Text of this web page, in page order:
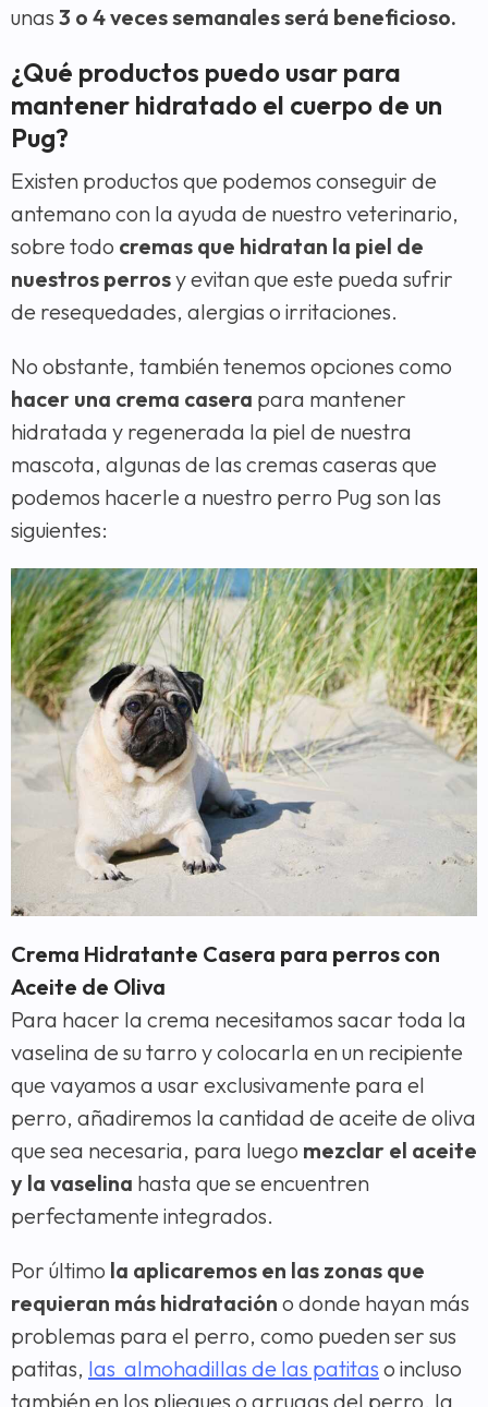
unas 3 o 4 veces semanales será beneficioso.
¿Qué productos puedo usar para
mantener hidratado el cuerpo de un
Pug?
Existen productos que podemos conseguir de
antemano con la ayuda de nuestro veterinario,
sobre todo cremas que hidratan la piel de
nuestros perrosy evitan que este pueda sufrir
de resequedades, alergias o irritaciones.
No obstante, también tenemos opciones como
hacer una crema casera para mantener
hidratada y regenerada la piel de nuestra
mascota, algunas de las cremas caseras que
podemos hacerle a nuestro perro Pug son las
siguientes:
Crema Hidratante Casera para perros con
Aceite de Oliva
Para hacer la crema necesitamos sacar toda la
vaselina de su tarro y colocarla en un recipiente
que vayamos a usar exclusivamente para el
perro, añadiremos la cantidad de aceite de oliva
que sea necesaria, para luego mezclar el aceite
y la vaselina hasta que se encuentren
perfectamente integrados.
Por último la aplicaremos en las zonas que
requieran más hidratación o donde hayan más
problemas para el perro, como pueden ser sus
patitas, las almohadillas de las patitas o incluso
también en los pliegues o arrugas del perro, la